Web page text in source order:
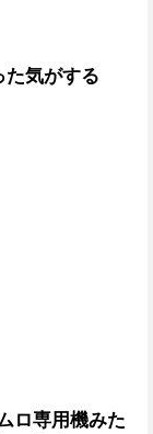
た気がする
ロ専用機みた